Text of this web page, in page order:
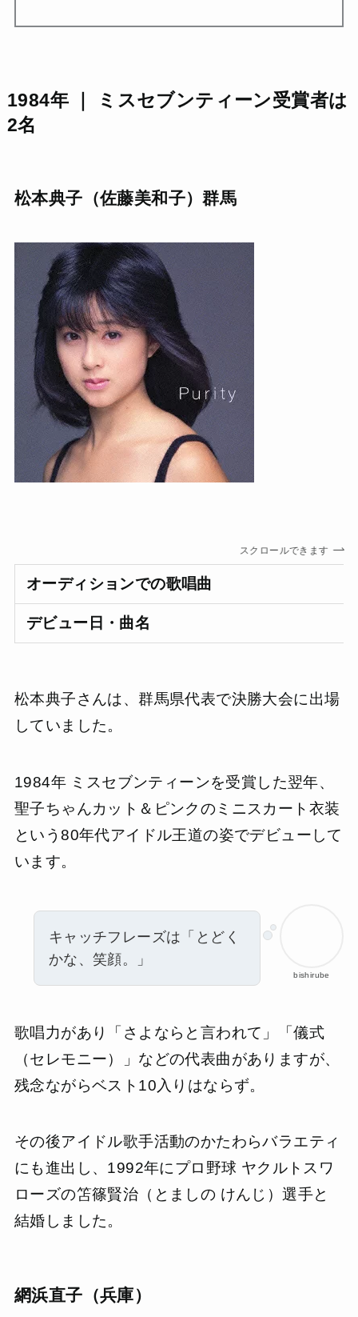
1984年 ｜ ミスセブンティーン受賞者は
2名
松本典子（佐藤美和子）群馬
スクロールできます
オーディションでの歌唱曲
デビュー日・曲名
松本典子さんは、群馬県代表で決勝大会に出場
していました。
1984年 ミスセブンティーンを受賞した翌年、
聖子ちゃんカット＆ピンクのミニスカート衣装
という80年代アイドル王道の姿でデビューして
います。
bishirube
キャッチフレーズは「とどく
かな、笑顔。」
歌唱力があり「さよならと言われて」「儀式
（セレモニー）」などの代表曲がありますが、
残念ながらベスト10入りはならず。
その後アイドル歌手活動のかたわらバラエティ
にも進出し、1992年にプロ野球 ヤクルトスワ
ローズの笘篠賢治（とましの けんじ）選手と
結婚しました。
網浜直子（兵庫）